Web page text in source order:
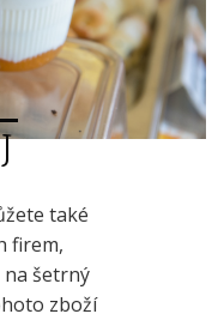
také
firem,
na šetrný
zboží